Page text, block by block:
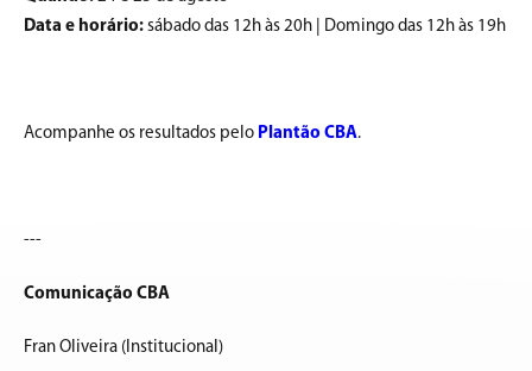
Data e horário: sábado das 12h às 20h | Domingo das 12h às 19h
Acompanhe os resultados pelo Plantão CBA.
---
Comunicação CBA
Fran Oliveira (Institucional)